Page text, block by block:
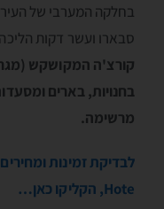
בחלקה המערבי של
סבארו ועשר דקות
קורצ'ה המקושקש
בחנויות, בארים
מרשימה.
Hote, הקליקו כאן…